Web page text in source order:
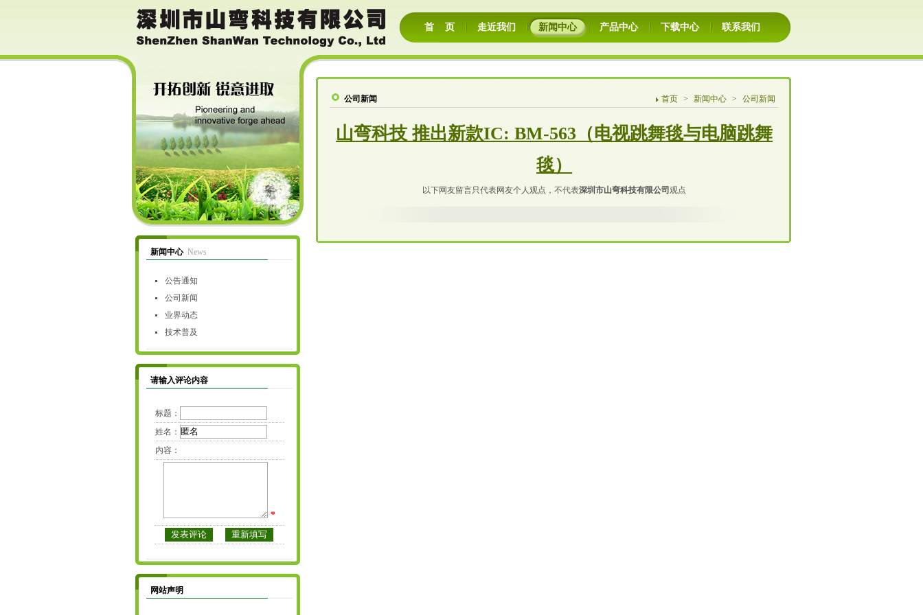
首 页 走近我们 新闻中心 产品中心 下载中心 联系我们
新闻中心 News
公告通知
公司新闻
业界动态
技术普及
请输入评论内容
标题：
姓名：
内容：
*
网站声明
公司新闻 首页 > 新闻中心 > 公司新闻
山弯科技 推出新款IC: BM-563（电视跳舞毯与电脑跳舞
毯）
以下网友留言只代表网友个人观点，不代表深圳市山弯科技有限公司 观点